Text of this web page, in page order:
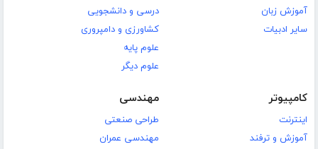
آموزش زبان
سایر ادبیات
درسی و دانشجویی
کشاورزی و دامپروری
علوم پایه
علوم دیگر
کامپیوتر
اینترنت
آموزش و ترفند
مهندسی
طراحی صنعتی
مهندسی عمران